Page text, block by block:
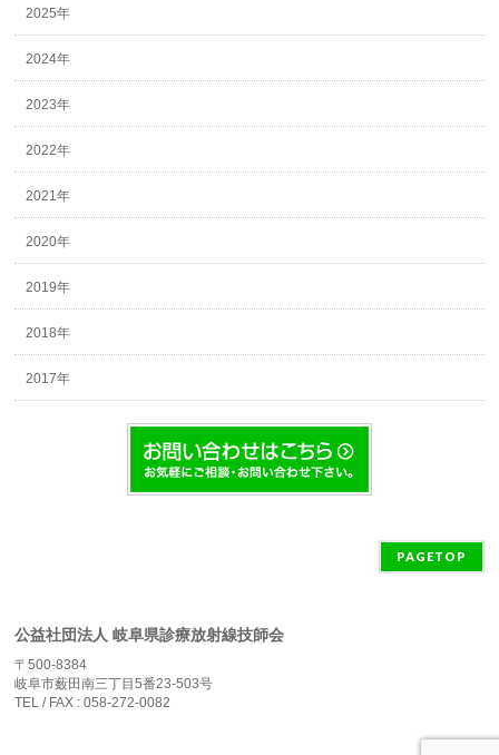
2025年
2024年
2023年
2022年
2021年
2020年
2019年
2018年
2017年
PAGETOP
公益社団法人 岐阜県診療放射線技師会
〒500-8384
岐阜市薮田南三丁目5番23-503号
TEL / FAX : 058-272-0082